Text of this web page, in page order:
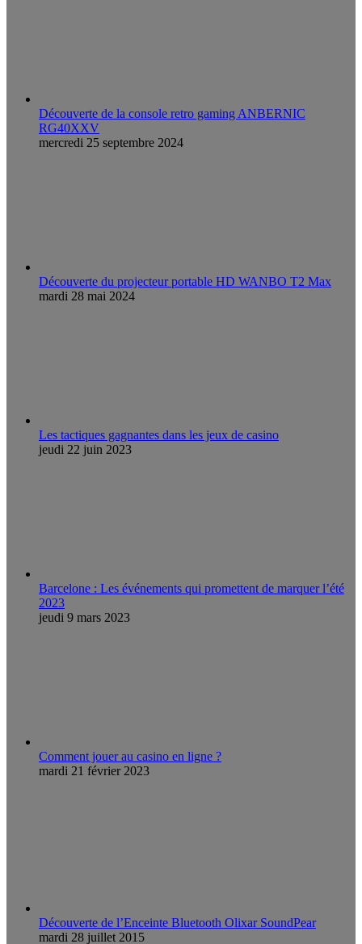
Découverte de la console retro gaming ANBERNIC
RG40XXV
mercredi 25 septembre 2024
Découverte du projecteur portable HD WANBO T2 Max
mardi 28 mai 2024
Les tactiques gagnantes dans les jeux de casino
jeudi 22 juin 2023
Barcelone : Les événements qui promettent de marquer l’été
2023
jeudi 9 mars 2023
Comment jouer au casino en ligne ?
mardi 21 février 2023
Découverte de l’Enceinte Bluetooth Olixar SoundPear
mardi 28 juillet 2015